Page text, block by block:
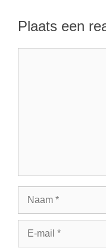
Plaats een